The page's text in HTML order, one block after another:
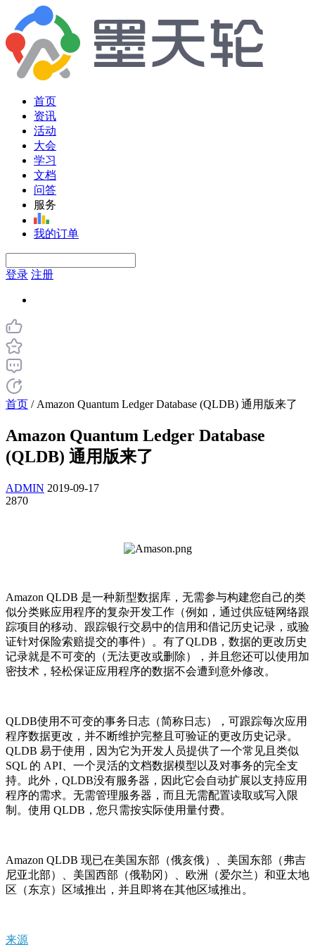
首页
资讯
活动
大会
学习
文档
问答
服务
我的订单
登录 注册
首页 / Amazon Quantum Ledger Database (QLDB) 通用版来了
Amazon Quantum Ledger Database
(QLDB) 通用版来了
ADMIN 2019-09-17
2870
Amazon QLDB 是一种新型数据库，无需参与构建您自己的类
似分类账应用程序的复杂开发工作（例如，通过供应链网络跟
踪项目的移动、跟踪银行交易中的信用和借记历史记录，或验
证针对保险索赔提交的事件）。有了QLDB，数据的更改历史
记录就是不可变的（无法更改或删除），并且您还可以使用加
密技术，轻松保证应用程序的数据不会遭到意外修改。
QLDB使用不可变的事务日志（简称日志），可跟踪每次应用
程序数据更改，并不断维护完整且可验证的更改历史记录。
QLDB 易于使用，因为它为开发人员提供了一个常见且类似
SQL 的 API、一个灵活的文档数据模型以及对事务的完全支
持。此外，QLDB没有服务器，因此它会自动扩展以支持应用
程序的需求。无需管理服务器，而且无需配置读取或写入限
制。使用 QLDB，您只需按实际使用量付费。
Amazon QLDB 现已在美国东部（俄亥俄）、美国东部（弗吉
尼亚北部）、美国西部（俄勒冈）、欧洲（爱尔兰）和亚太地
区（东京）区域推出，并且即将在其他区域推出。
来源